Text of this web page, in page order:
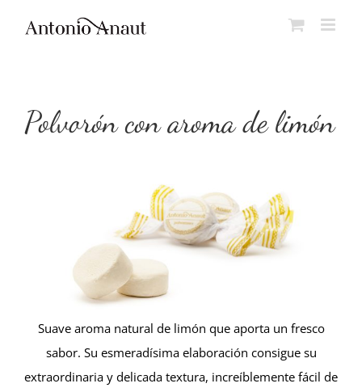
Polvorón con aroma de limón
Suave aroma natural de limón que aporta un fresco
sabor. Su esmeradísima elaboración consigue su
extraordinaria y delicada textura, increíblemente fácil de